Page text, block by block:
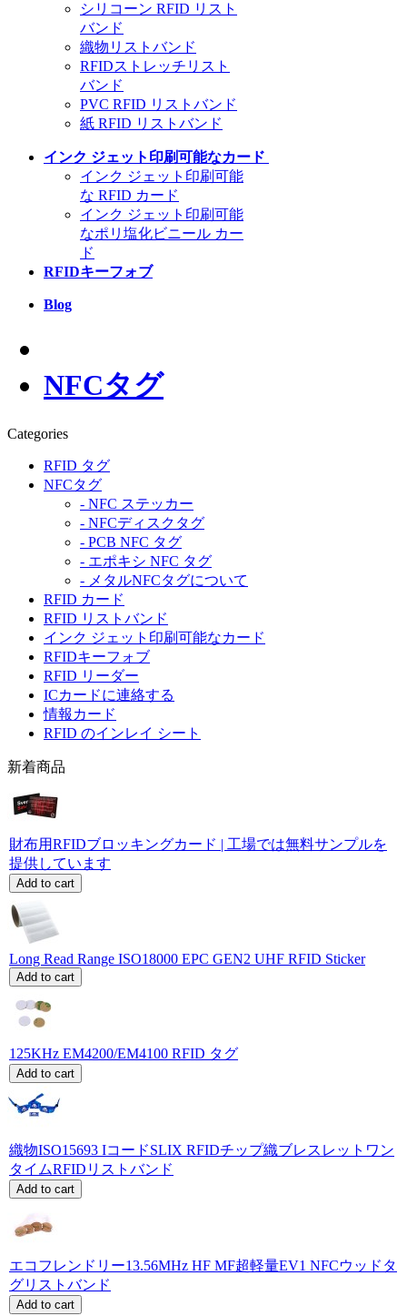
シリコーン RFID リスト
バンド
織物リストバンド
RFIDストレッチリスト
バンド
PVC RFID リストバンド
紙 RFID リストバンド
インク ジェット印刷可能なカード
インク ジェット印刷可能
な RFID カード
インク ジェット印刷可能
なポリ塩化ビニール カー
ド
RFIDキーフォブ
Blog
NFCタグ
Categories
RFID タグ
NFCタグ
- NFC ステッカー
- NFCディスクタグ
- PCB NFC タグ
- エポキシ NFC タグ
- メタルNFCタグについて
RFID カード
RFID リストバンド
インク ジェット印刷可能なカード
RFIDキーフォブ
RFID リーダー
ICカードに連絡する
情報カード
RFID のインレイ シート
新着商品
財布用RFIDブロッキングカード | 工場では無料サンプルを
提供しています
Add to cart
Long Read Range ISO18000 EPC GEN2 UHF RFID Sticker
Add to cart
125KHz EM4200/EM4100 RFID タグ
Add to cart
織物ISO15693 IコードSLIX RFIDチップ織ブレスレットワン
タイムRFIDリストバンド
Add to cart
エコフレンドリー13.56MHz HF MF超軽量EV1 NFCウッドタ
グリストバンド
Add to cart